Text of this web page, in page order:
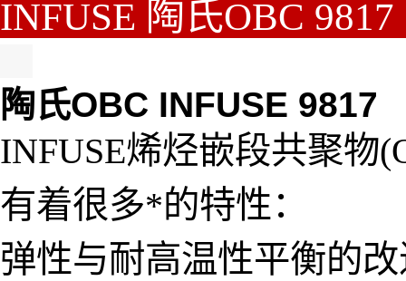
INFUSE 陶氏OBC
陶氏OBC INFUSE 9817
INFUSE烯烃嵌段共聚物
有着很多*的特性：
弹性与耐高温性平衡的